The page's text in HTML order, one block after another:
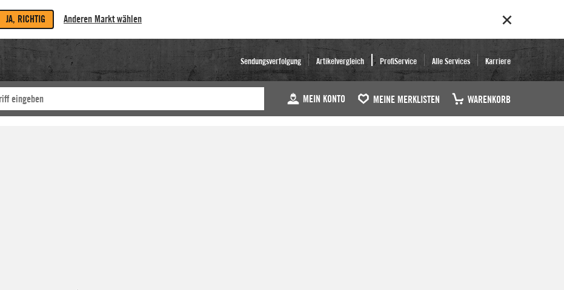
JA, RICHTIG Anderen Markt wählen
Sendungsverfolgung Artikelvergleich ProfiService Alle Services Karriere
MEIN KONTO MEINE MERKLISTEN WARENKORB